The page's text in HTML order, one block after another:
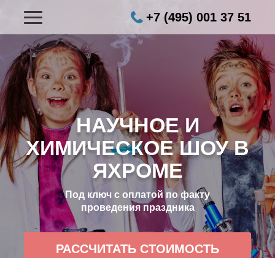
+7 (495) 001 37 51
НАУЧНОЕ И
ХИМИЧЕСКОЕ ШОУ В
ЯХРОМЕ
Под ключ с оплатой по факту
проведения праздника
РАССЧИТАТЬ СТОИМОСТЬ